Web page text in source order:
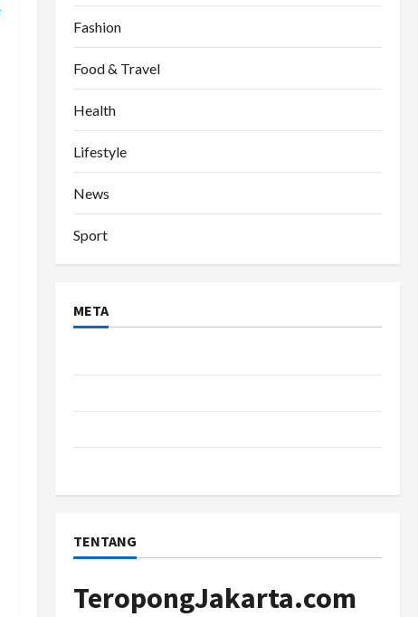
Fashion
Food & Travel
Health
Lifestyle
News
Sport
META
TENTANG
TeropongJakarta.com